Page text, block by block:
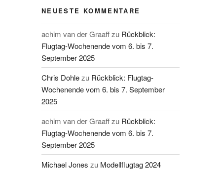
NEUESTE KOMMENTARE
achim van der Graaffzu Rückblick:
Flugtag-Wochenende vom 6. bis 7.
September 2025
Chris Dohlezu Rückblick: Flugtag-
Wochenende vom 6. bis 7. September
2025
achim van der Graaffzu Rückblick:
Flugtag-Wochenende vom 6. bis 7.
September 2025
Michael Jones zu Modellflugtag 2024